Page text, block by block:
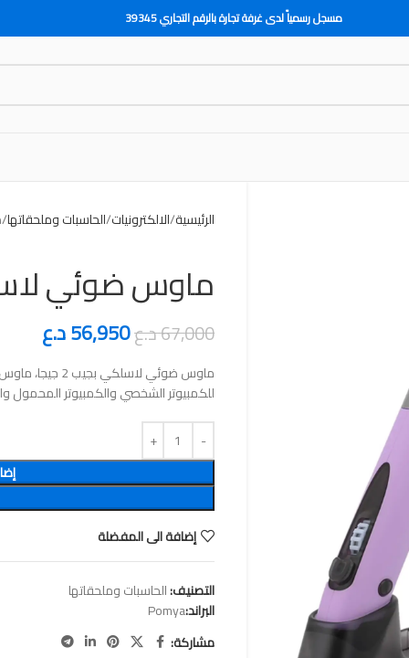
مسجل رسمياً لدى غرفة تجارة بالرقم التجاري 39345
الرئيسية الالكترونيات الحاسبات وملحقاتها
ماوس ضوئي
67,000د.ع56,950د.ع
ماوس ضوئي
للكمبيوتر الشخصي والكمبيوتر المحمول
إضافة الى المفضلة
التصنيف:الحاسبات وملحقاتها
البراند:Pomya
مشاركة: